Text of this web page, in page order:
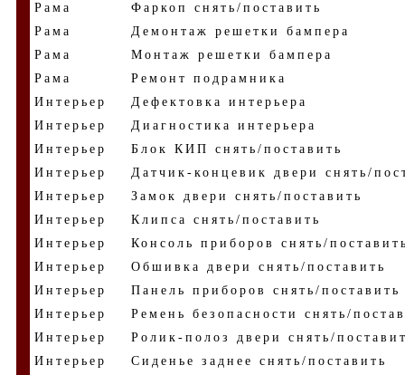
Рама
Фаркоп снять/поставить
Рама
Демонтаж решетки бампера
Рама
Монтаж решетки бампера
Рама
Ремонт подрамника
Интерьер
Дефектовка интерьера
Интерьер
Диагностика интерьера
Интерьер
Блок КИП снять/поставить
Интерьер
Датчик-концевик двери снять/
Интерьер
Замок двери снять/поставить
Интерьер
Клипса снять/поставить
Интерьер
Консоль приборов снять/
Интерьер
Обшивка двери снять/поставить
Интерьер
Панель приборов снять/поставить
Интерьер
Ремень безопасности снять/
Интерьер
Ролик-полоз двери снять/
Интерьер
Сиденье заднее снять/поставить